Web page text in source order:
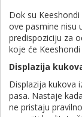
Dok su
ove pasmine nisu
predispoziciju za
koje će
Displazija
Displazija kukova
pasa. Nastaje
ne pristaju